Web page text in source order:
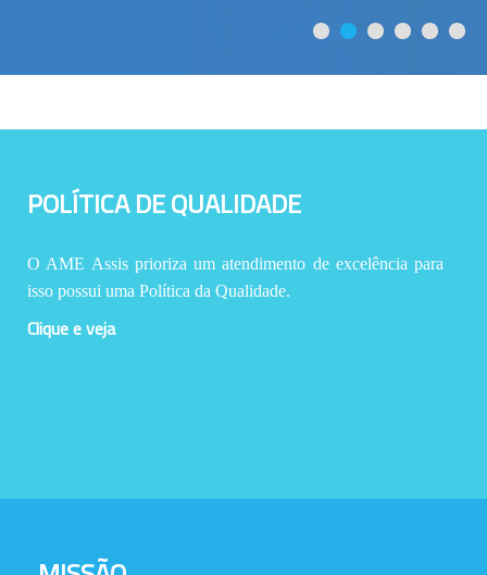
POLÍTICA DE QUALIDADE
O AME Assis prioriza um atendimento de excelência para
isso possui uma Política da Qualidade.
Clique e veja